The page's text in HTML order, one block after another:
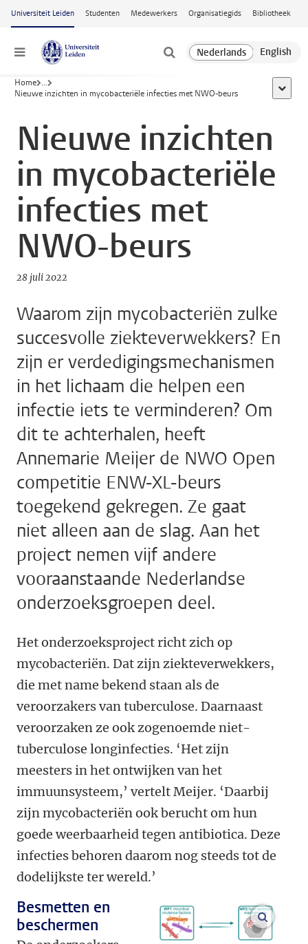
Ga naar hoofdinhoud
Universiteit Leiden Studenten Medewerkers Organisatiegids Bibliotheek
Menu
Home ...
Nieuwe inzichten in mycobacteriële infecties met NWO-beurs
toon
Nieuwe inzichten
in mycobacteriële
infecties met
NWO-beurs
28 juli 2022
Waarom zijn mycobacteriën zulke
succesvolle ziekteverwekkers? En
zijn er verdedigingsmechanismen
in het lichaam die helpen een
infectie iets te verminderen? Om
dit te achterhalen, heeft
Annemarie Meijer de NWO Open
competitie ENW-XL-beurs
toegekend gekregen. Ze gaat
niet alleen aan de slag. Aan het
project nemen vijf andere
vooraanstaande Nederlandse
onderzoeksgroepen deel.
Het onderzoeksproject richt zich op
mycobacteriën. Dat zijn ziekteverwekkers,
die met name bekend staan als de
veroorzakers van tuberculose. Daarnaast
veroorzaken ze ook zogenoemde niet-
tuberculose longinfecties. ‘Het zijn
meesters in het ontwijken van het
immuunsysteem,’ vertelt Meijer. ‘Daarbij
zijn mycobacteriën ook berucht om hun
goede weerbaarheid tegen antibiotica. Deze
infecties behoren daarom nog steeds tot de
dodelijkste ter wereld.’
Besmetten en
beschermen